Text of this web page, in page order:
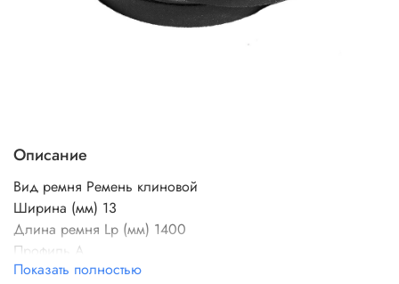
Описание
Вид ремня Ремень клиновой
Ширина (мм) 13
Длина ремня Lp (мм) 1400
Профиль
A
Внутренняя длина Li
Показать полностью